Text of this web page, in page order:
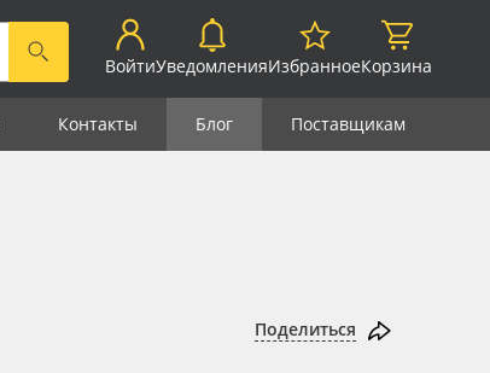
ВойтиУведомленияИзбранноеКорзина
Контакты Блог Поставщикам
Поделиться